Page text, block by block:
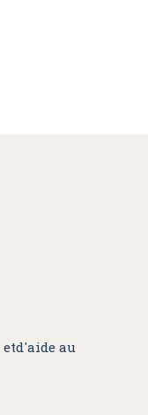
etd'aide au